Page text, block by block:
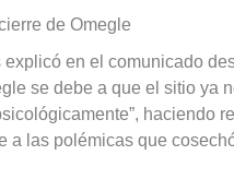
de Omegle
explicó en el comunicado
se debe a que el sitio ya
haciendo
a las polémicas que